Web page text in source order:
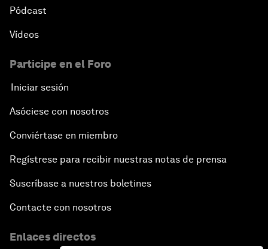
Pódcast
Vídeos
Participe en el Foro
Iniciar sesión
Asóciese con nosotros
Conviértase en miembro
Regístrese para recibir nuestras notas de prensa
Suscríbase a nuestros boletines
Contacte con nosotros
Enlaces directos